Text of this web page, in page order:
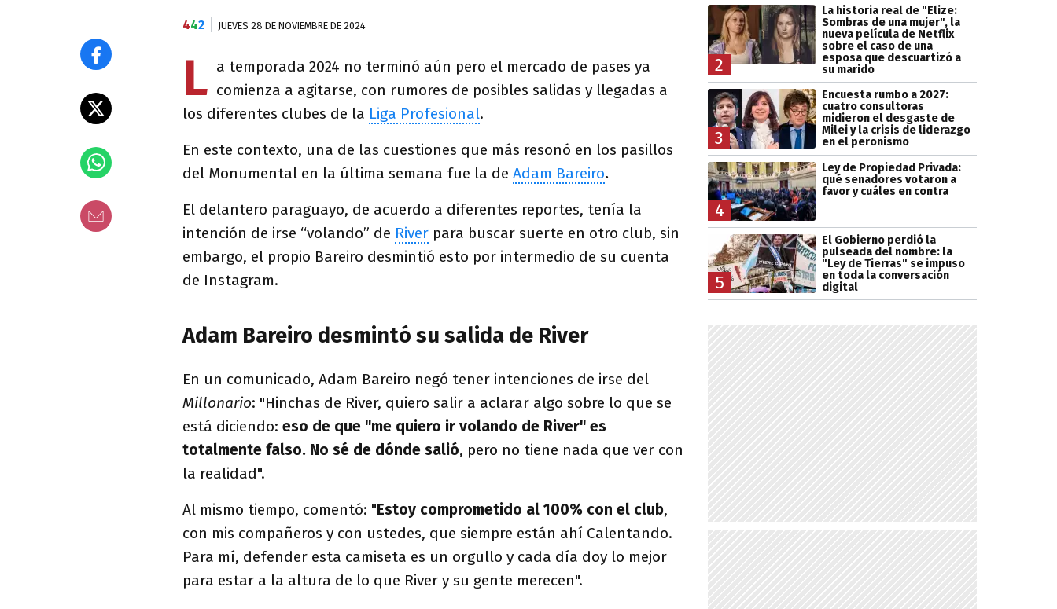
442 JUEVES 28 DE NOVIEMBRE DE 2024
L a temporada 2024 no terminó aún pero el mercado de pases ya
comienza a agitarse, con rumores de posibles salidas y llegadas a
los diferentes clubes de la Liga Profesional.
En este contexto, una de las cuestiones que más resonó en los pasillos
del Monumental en la última semana fue la de Adam Bareiro.
El delantero paraguayo, de acuerdo a diferentes reportes, tenía la
intención de irse “volando” de River para buscar suerte en otro club, sin
embargo, el propio Bareiro desmintió esto por intermedio de su cuenta
de Instagram.
Adam Bareiro desmintó su salida de River
En un comunicado, Adam Bareiro negó tener intenciones de irse del
Millonario: "Hinchas de River, quiero salir a aclarar algo sobre lo que se
está diciendo: eso de que "me quiero ir volando de River" es
totalmente falso. No sé de dónde salió, pero no tiene nada que ver con
la realidad".
Al mismo tiempo, comentó: "Estoy comprometido al 100% con el club,
con mis compañeros y con ustedes, que siempre están ahí Calentando.
Para mí, defender esta camiseta es un orgullo y cada día doy lo mejor
para estar a la altura de lo que River y su gente merecen".
2
La historia real de "Elize:
Sombras de una mujer", la
nueva película de Netflix
sobre el caso de una
esposa que descuartizó a
su marido
3
Encuesta rumbo a 2027:
cuatro consultoras
midieron el desgaste de
Milei y la crisis de liderazgo
en el peronismo
4
Ley de Propiedad Privada:
qué senadores votaron a
favor y cuáles en contra
5
El Gobierno perdió la
pulseada del nombre: la
"Ley de Tierras" se impuso
en toda la conversación
digital